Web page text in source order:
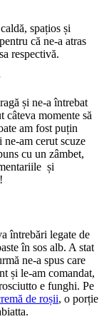
spațios și
că ne-a atras
respectivă.
și ne-a întrebat
câteva momente să
am fost puțin
am cerut scuze
cu un zâmbet,
și
întrebări legate de
în sos alb. A stat
ne-a spus care
și le-am comandat,
e funghi. Pe
de roșii, o porție